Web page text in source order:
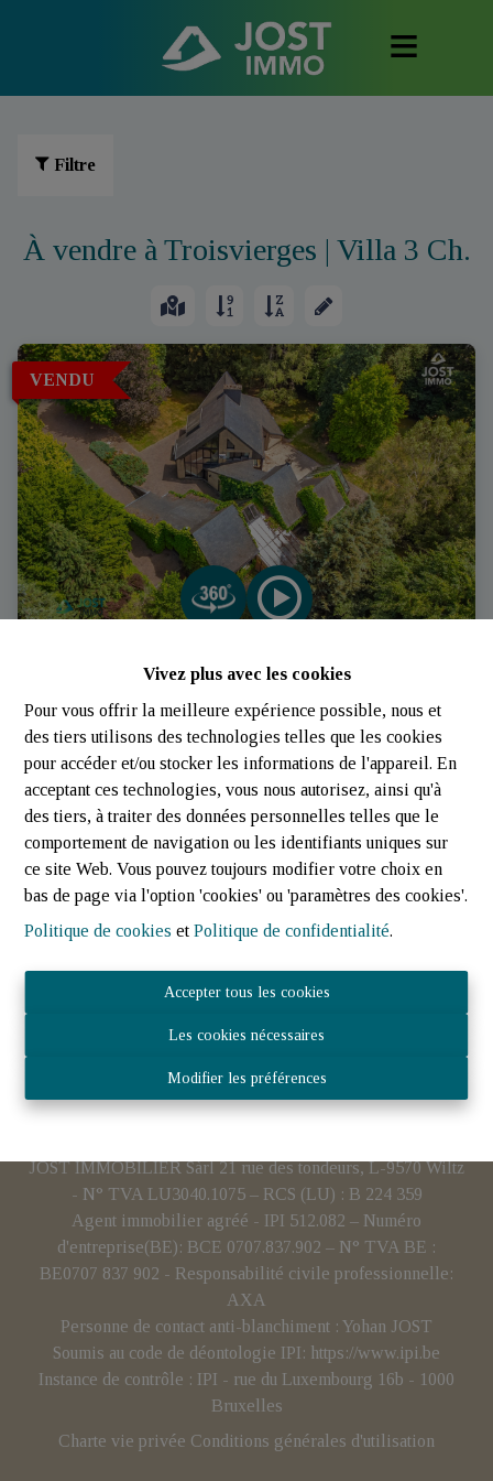
Vivez plus avec les cookies
Pour vous offrir la meilleure expérience possible, nous et
des tiers utilisons des technologies telles que les cookies
pour accéder et/ou stocker les informations de l'appareil. En
acceptant ces technologies, vous nous autorisez, ainsi qu'à
des tiers, à traiter des données personnelles telles que le
comportement de navigation ou les identifiants uniques sur
ce site Web. Vous pouvez toujours modifier votre choix en
bas de page via l'option 'cookies' ou 'paramètres des cookies'.
Politique de cookies etPolitique de confidentialité.
Accepter tous les cookies
Les cookies nécessaires
Modifier les préférences
Filtre
À vendre à Troisvierges | Villa 3 Ch.
VENDU
Villa d'architecte | Troisvierges | Jost - Immo
9909 Troisvierges | Villa 3 Ch. (Luxembourg) | Ref: 953
JOST IMMOBILIER Sàrl 21 rue des tondeurs, L-9570 Wiltz
- N° TVA LU3040.1075 – RCS (LU) : B 224 359
Agent immobilier agréé - IPI 512.082 – Numéro
d'entreprise(BE): BCE 0707.837.902 – N° TVA BE :
BE0707 837 902 - Responsabilité civile professionnelle:
AXA
Personne de contact anti-blanchiment : Yohan JOST
Soumis au code de déontologie IPI: https://www.ipi.be
Instance de contrôle : IPI - rue du Luxembourg 16b - 1000
Bruxelles
Charte vie privée Conditions générales d'utilisation